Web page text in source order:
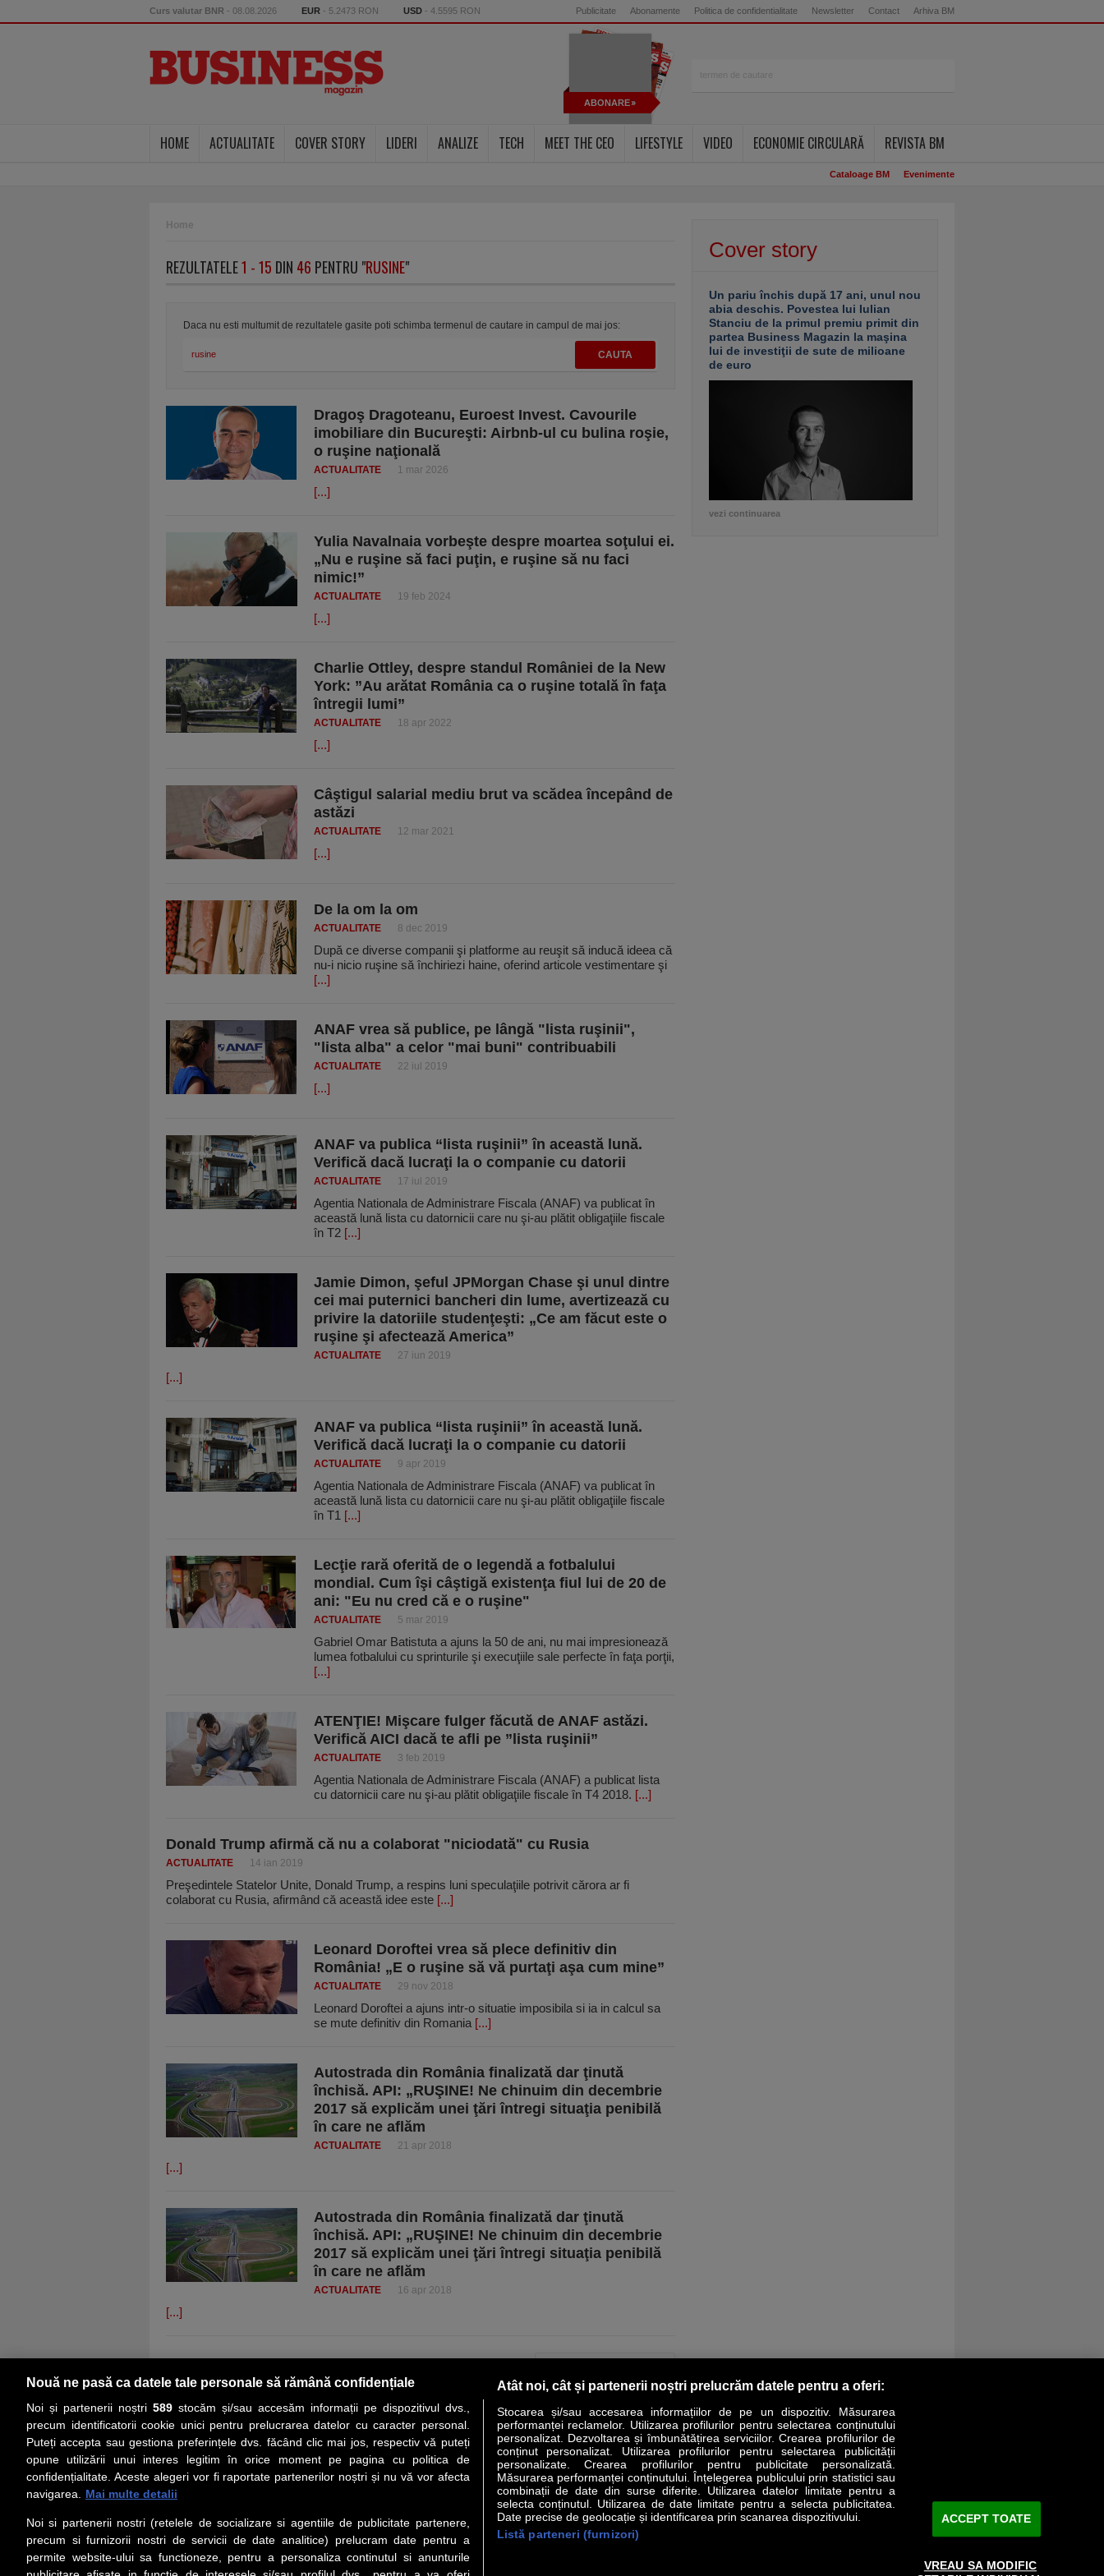
Curs valutar BNR - 08.08.2026 EUR - 5.2473 RON USD - 4.5595 RON Publicitate Abonamente Politica de confidentialitate Newsletter Contact Arhiva BM
ABONARE
HOME ACTUALITATE COVER STORY LIDERI ANALIZE TECH MEET THE CEO LIFESTYLE VIDEO ECONOMIE CIRCULARĂ REVISTA BM
Cataloage BM Evenimente
Home
REZULTATELE1 - 15 DIN 46 PENTRU "RUSINE"
Daca nu esti multumit de rezultatele gasite poti schimba termenul de cautare in campul de mai jos:
Dragoş Dragoteanu, Euroest Invest. Cavourile
imobiliare din Bucureşti: Airbnb-ul cu bulina roşie,
o ruşine naţională
ACTUALITATE 1 mar 2026
[...]
Yulia Navalnaia vorbeşte despre moartea soţului ei.
„Nu e ruşine să faci puţin, e ruşine să nu faci
nimic!”
ACTUALITATE 19 feb 2024
[...]
Charlie Ottley, despre standul României de la New
York: ”Au arătat România ca o ruşine totală în faţa
întregii lumi”
ACTUALITATE 18 apr 2022
[...]
Câştigul salarial mediu brut va scădea începând de
astăzi
ACTUALITATE 12 mar 2021
[...]
De la om la om
ACTUALITATE 8 dec 2019
După ce diverse companii şi platforme au reuşit să inducă ideea că
nu-i nicio ruşine să închiriezi haine, oferind articole vestimentare şi
[...]
ANAF vrea să publice, pe lângă "lista ruşinii",
"lista alba" a celor "mai buni" contribuabili
ACTUALITATE 22 iul 2019
[...]
ANAF va publica “lista ruşinii” în această lună.
Verifică dacă lucraţi la o companie cu datorii
ACTUALITATE 17 iul 2019
Agentia Nationala de Administrare Fiscala (ANAF) va publicat în
această lună lista cu datornicii care nu şi-au plătit obligaţiile fiscale
în T2 [...]
Jamie Dimon, şeful JPMorgan Chase şi unul dintre
cei mai puternici bancheri din lume, avertizează cu
privire la datoriile studenţeşti: „Ce am făcut este o
ruşine şi afectează America”
ACTUALITATE 27 iun 2019
[...]
ANAF va publica “lista ruşinii” în această lună.
Verifică dacă lucraţi la o companie cu datorii
ACTUALITATE 9 apr 2019
Agentia Nationala de Administrare Fiscala (ANAF) va publicat în
această lună lista cu datornicii care nu şi-au plătit obligaţiile fiscale
în T1 [...]
Lecţie rară oferită de o legendă a fotbalului
mondial. Cum îşi câştigă existenţa fiul lui de 20 de
ani: "Eu nu cred că e o ruşine"
ACTUALITATE 5 mar 2019
Gabriel Omar Batistuta a ajuns la 50 de ani, nu mai impresionează
lumea fotbalului cu sprinturile şi execuţiile sale perfecte în faţa porţii,
[...]
ATENŢIE! Mişcare fulger făcută de ANAF astăzi.
Verifică AICI dacă te afli pe ”lista ruşinii”
ACTUALITATE 3 feb 2019
Agentia Nationala de Administrare Fiscala (ANAF) a publicat lista
cu datornicii care nu şi-au plătit obligaţiile fiscale în T4 2018. [...]
Donald Trump afirmă că nu a colaborat "niciodată" cu Rusia
ACTUALITATE 14 ian 2019
Preşedintele Statelor Unite, Donald Trump, a respins luni speculaţiile potrivit cărora ar fi
colaborat cu Rusia, afirmând că această idee este [...]
Leonard Doroftei vrea să plece definitiv din
România! „E o ruşine să vă purtaţi aşa cum mine”
ACTUALITATE 29 nov 2018
Leonard Doroftei a ajuns intr-o situatie imposibila si ia in calcul sa
se mute definitiv din Romania [...]
Autostrada din România finalizată dar ţinută
închisă. API: „RUŞINE! Ne chinuim din decembrie
2017 să explicăm unei ţări întregi situaţia penibilă
în care ne aflăm
ACTUALITATE 21 apr 2018
[...]
Autostrada din România finalizată dar ţinută
închisă. API: „RUŞINE! Ne chinuim din decembrie
2017 să explicăm unei ţări întregi situaţia penibilă
în care ne aflăm
ACTUALITATE 16 apr 2018
[...]
Cover story
Un pariu închis după 17 ani, unul nou
abia deschis. Povestea lui Iulian
Stanciu de la primul premiu primit din
partea Business Magazin la maşina
lui de investiţii de sute de milioane
de euro
vezi continuarea
PRIMA PAGINĂ COVER STORY LIDERI ANALIZE HI-TECH MEET THE CEO LIFESTYLE SPECIAL OPINII
Social
Urmareste-ne pe Facebook
iarul Financiar
Despre Noi
Contact Redactie
Politica de confidentialitate
Termeni si conditii
About cookies
Servicii Revista Business Magazin
Nouă ne pasă ca datele tale personale să rămână confidențiale
Noi și partenerii noștri 589stocăm și/sau accesăm informații pe dispozitivul dvs.,
precum identificatorii cookie unici pentru prelucrarea datelor cu caracter personal.
Puteți accepta sau gestiona preferințele dvs. făcând clic mai jos, respectiv vă puteți
opune utilizării unui interes legitim în orice moment pe pagina cu politica de
confidențialitate. Aceste alegeri vor fi raportate partenerilor noștri și nu vă vor afecta
navigarea.
Mai multe detalii
Noi si partenerii nostri (retelele de socializare si agentiile de publicitate partenere,
precum si furnizorii nostri de servicii de date analitice) prelucram date pentru a
permite website-ului sa functioneze, pentru a personaliza continutul si anunturile
Atât noi, cât și partenerii noștri prelucrăm datele pentru a oferi:
Stocarea și/sau accesarea informațiilor de pe un dispozitiv. Măsurarea
performanței reclamelor. Utilizarea profilurilor pentru selectarea conținutului
personalizat. Dezvoltarea și îmbunătățirea serviciilor. Crearea profilurilor de
conținut personalizat. Utilizarea profilurilor pentru selectarea publicității
personalizate. Crearea profilurilor pentru publicitate personalizată.
Măsurarea performanței conținutului. Înțelegerea publicului prin statistici sau
combinații de date din surse diferite. Utilizarea datelor limitate pentru a
selecta conținutul. Utilizarea de date limitate pentru a selecta publicitatea.
Date precise de geolocație și identificarea prin scanarea dispozitivului.
Listă parteneri (furnizori)
ACCEPT TOATE
VREAU SA MODIFIC